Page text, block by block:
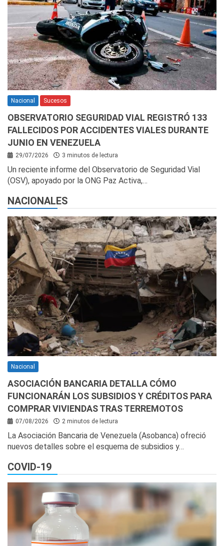
Nacional Sucesos
OBSERVATORIO SEGURIDAD VIAL REGISTRÓ 133
FALLECIDOS POR ACCIDENTES VIALES DURANTE
JUNIO EN VENEZUELA
29/07/2026 3 minutos de lectura
Un reciente informe del Observatorio de Seguridad Vial
(OSV), apoyado por la ONG Paz Activa,…
NACIONALES
Nacional
ASOCIACIÓN BANCARIA DETALLA CÓMO
FUNCIONARÁN LOS SUBSIDIOS Y CRÉDITOS PARA
COMPRAR VIVIENDAS TRAS TERREMOTOS
07/08/2026 2 minutos de lectura
La Asociación Bancaria de Venezuela (Asobanca) ofreció
nuevos detalles sobre el esquema de subsidios y…
COVID-19